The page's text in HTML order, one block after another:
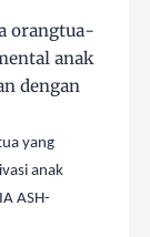
orangtua-
anak
dengan
yang
anak
ASH-